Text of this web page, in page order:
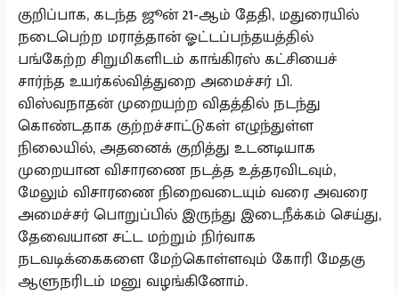
குறிப்பாக, கடந்த ஜூன் 21-ஆம் தேதி, மதுரையில்
நடைபெற்ற மராத்தான் ஓட்டப்பந்தயத்தில்
பங்கேற்ற சிறுமிகளிடம் காங்கிரஸ் கட்சியைச்
சார்ந்த உயர்கல்வித்துறை அமைச்சர் பி.
விஸ்வநாதன் முறையற்ற விதத்தில் நடந்து
கொண்டதாக குற்றச்சாட்டுகள் எழுந்துள்ள
நிலையில், அதனைக் குறித்து உடனடியாக
முறையான விசாரணை நடத்த உத்தரவிடவும்,
மேலும் விசாரணை நிறைவடையும் வரை அவரை
அமைச்சர் பொறுப்பில் இருந்து இடைநீக்கம் செய்து,
தேவையான சட்ட மற்றும் நிர்வாக
நடவடிக்கைகளை மேற்கொள்ளவும் கோரி மேதகு
ஆளுநரிடம் மனு வழங்கினோம்.